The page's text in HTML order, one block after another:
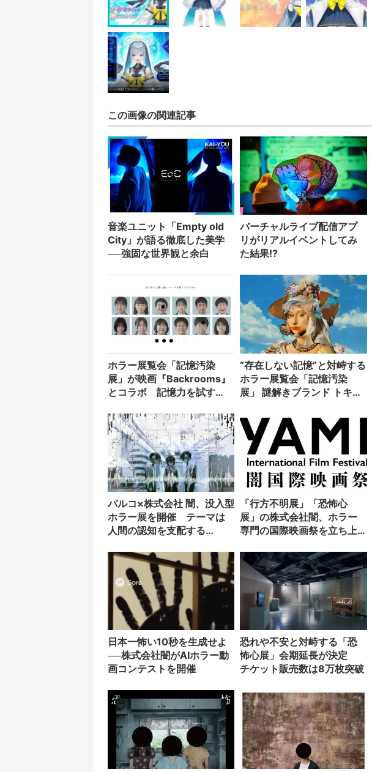
この画像の関連記事
音楽ユニット「Empty old
City」が語る徹底した美学
──強固な世界観と余白
バーチャルライブ配信アプ
リがリアルイベントしてみ
た結果!?
ホラー展覧会「記憶汚染
展」が映画『Backrooms』
とコラボ 記憶力を試す
“存在しない記憶”と対峙する
ホラー展覧会「記憶汚染
展」 謎解きブランド トキキ
パルコ×株式会社 闇、没入型
ホラー展を開催 テーマは
人間の認知を支配する
「行方不明展」「恐怖心
展」の株式会社闇、ホラー
専門の国際映画祭を立ち上
日本一怖い10秒を生成せよ
──株式会社闇がAIホラー動
画コンテストを開催
恐れや不安と対峙する「恐
怖心展」会期延長が決定
チケット販売数は8万枚突破